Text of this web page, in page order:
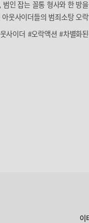
인 잡는 꼴통 형사와 한 방
웃사이더들의 범죄소탕 오
사이더 #오락액션 #차별화
이